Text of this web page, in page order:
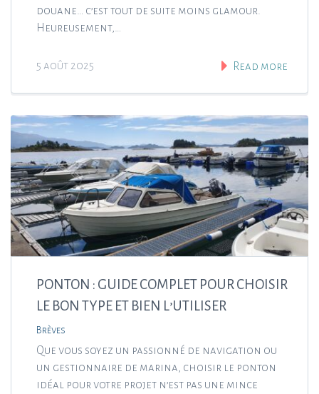
douane… c’est tout de suite moins glamour.
Heureusement,…
5 août 2025 Read more
PONTON : GUIDE COMPLET POUR CHOISIR
LE BON TYPE ET BIEN L’UTILISER
Brèves
Que vous soyez un passionné de navigation ou
un gestionnaire de marina, choisir le ponton
idéal pour votre projet n’est pas une mince